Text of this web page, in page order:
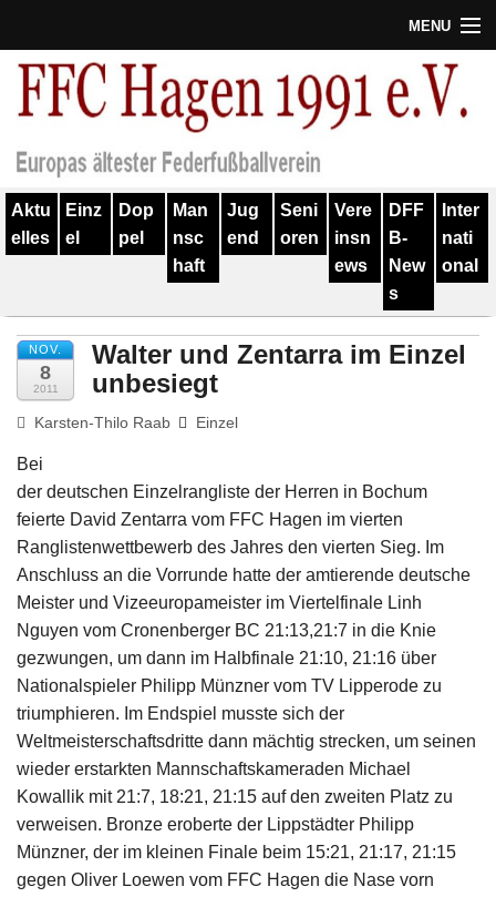
MENU
Termine
Verein
Geschichte
Training
Spieler
Kontakt
Links
Impressum
Aktu
elles
Einz
el
Dop
pel
Man
nsc
haft
Jug
end
Seni
oren
Vere
insn
ews
DFF
B-
New
s
Inter
nati
onal
NOV.
8
2011
Walter und Zentarra im Einzel
unbesiegt
Karsten-Thilo Raab Einzel
Bei
der deutschen Einzelrangliste der Herren in Bochum
feierte David Zentarra vom FFC Hagen im vierten
Ranglistenwettbewerb des Jahres den vierten Sieg. Im
Anschluss an die Vorrunde hatte der amtierende deutsche
Meister und Vizeeuropameister im Viertelfinale Linh
Nguyen vom Cronenberger BC 21:13,21:7 in die Knie
gezwungen, um dann im Halbfinale 21:10, 21:16 über
Nationalspieler Philipp Münzner vom TV Lipperode zu
triumphieren. Im Endspiel musste sich der
Weltmeisterschaftsdritte dann mächtig strecken, um seinen
wieder erstarkten Mannschaftskameraden Michael
Kowallik mit 21:7, 18:21, 21:15 auf den zweiten Platz zu
verweisen. Bronze eroberte der Lippstädter Philipp
Münzner, der im kleinen Finale beim 15:21, 21:17, 21:15
gegen Oliver Loewen vom FFC Hagen die Nase vorn